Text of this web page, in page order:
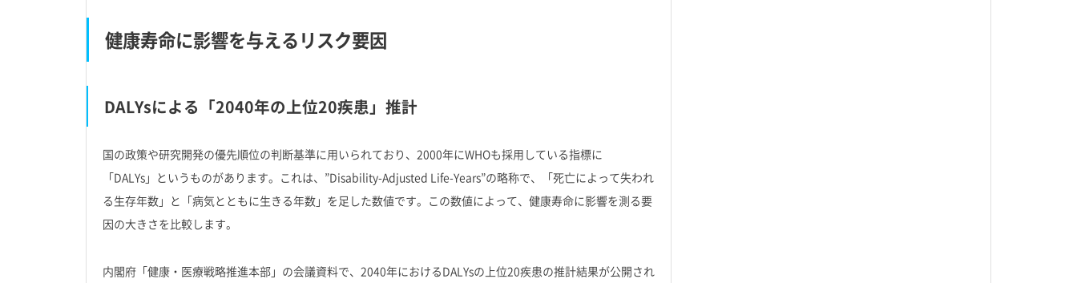
健康寿命に影響を与えるリスク要因
DALYsによる「2040年の上位20疾患」推計
国の政策や研究開発の優先順位の判断基準に用いられており、2000年にWHOも採用している指標に
「DALYs」というものがあります。これは、”Disability-Adjusted Life-Years”の略称で、「死亡によって失われ
る生存年数」と「病気とともに生きる年数」を足した数値です。この数値によって、健康寿命に影響を測る要
因の大きさを比較します。
内閣府「健康・医療戦略推進本部」の会議資料で、2040年におけるDALYsの上位20疾患の推計結果が公開され